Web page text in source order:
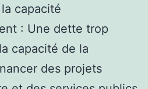
capacité
: Une dette trop
capacité de la
des projets